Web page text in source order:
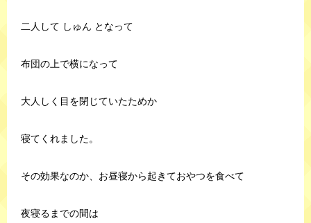
二人して しゅん となって
布団の上で横になって
大人しく目を閉じていたためか
寝てくれました。
その効果なのか、お昼寝から起きておやつを食べて
夜寝るまでの間は